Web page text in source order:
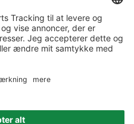
450 DKK gratis fragt
Kundeservice:
Vinhandler